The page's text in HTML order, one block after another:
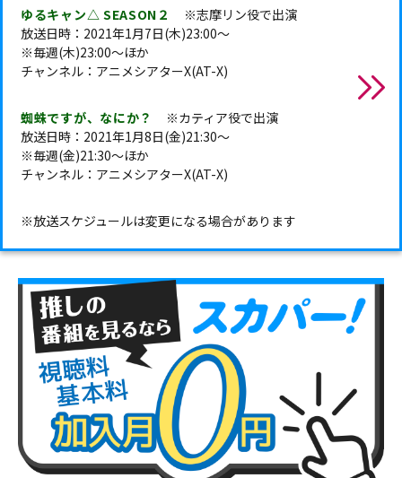
ゆるキャン△ SEASON２
※志摩リン役で出演
放送日時：2021年1月7日(木)23:00～
※毎週(木)23:00～ほか
チャンネル：アニメシアターX(AT-X)
蜘蛛ですが、なにか？
※カティア役で出演
放送日時：2021年1月8日(金)21:30～
※毎週(金)21:30～ほか
チャンネル：アニメシアターX(AT-X)
※放送スケジュールは変更になる場合があります